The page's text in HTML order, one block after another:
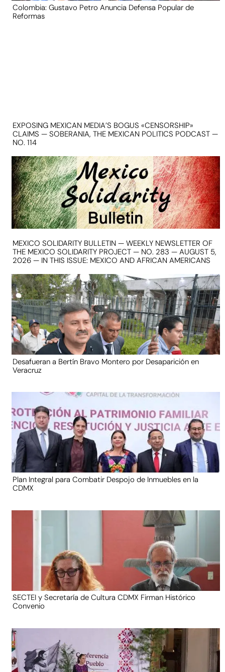
Colombia: Gustavo Petro Anuncia Defensa Popular de
Reformas
EXPOSING MEXICAN MEDIA’S BOGUS «CENSORSHIP»
CLAIMS — SOBERANIA, THE MEXICAN POLITICS PODCAST —
NO. 114
MEXICO SOLIDARITY BULLETIN — WEEKLY NEWSLETTER OF
THE MEXICO SOLIDARITY PROJECT — NO. 283 — AUGUST 5,
2026 — IN THIS ISSUE: MEXICO AND AFRICAN AMERICANS
Desafueran a Bertín Bravo Montero por Desaparición en
Veracruz
Plan Integral para Combatir Despojo de Inmuebles en la
CDMX
SECTEI y Secretaría de Cultura CDMX Firman Histórico
Convenio